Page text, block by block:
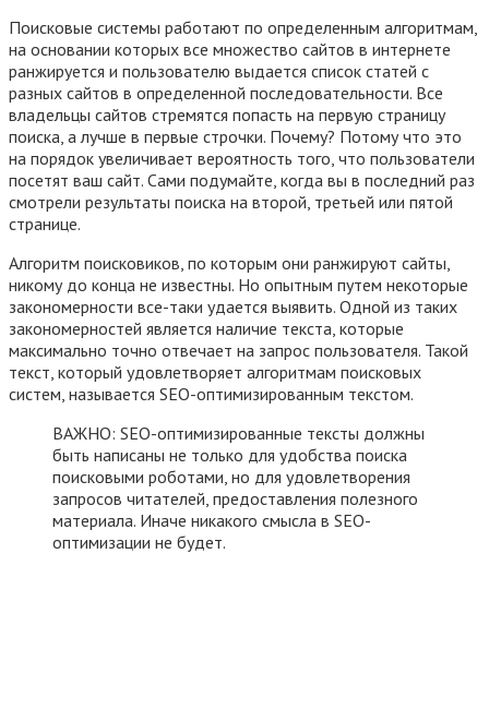
Поисковые системы работают по определенным алгоритмам,
на основании которых все множество сайтов в интернете
ранжируется и пользователю выдается список статей с
разных сайтов в определенной последовательности. Все
владельцы сайтов стремятся попасть на первую страницу
поиска, а лучше в первые строчки. Почему? Потому что это
на порядок увеличивает вероятность того, что пользователи
посетят ваш сайт. Сами подумайте, когда вы в последний раз
смотрели результаты поиска на второй, третьей или пятой
странице.
Алгоритм поисковиков, по которым они ранжируют сайты,
никому до конца не известны. Но опытным путем некоторые
закономерности все-таки удается выявить. Одной из таких
закономерностей является наличие текста, которые
максимально точно отвечает на запрос пользователя. Такой
текст, который удовлетворяет алгоритмам поисковых
систем, называется SEO-оптимизированным текстом.
ВАЖНО: SEO-оптимизированные тексты должны
быть написаны не только для удобства поиска
поисковыми роботами, но для удовлетворения
запросов читателей, предоставления полезного
материала. Иначе никакого смысла в SEO-
оптимизации не будет.